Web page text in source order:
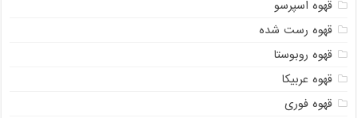
قهوه اسپرسو
قهوه رست شده
قهوه روبوستا
قهوه عربیکا
قهوه فوری